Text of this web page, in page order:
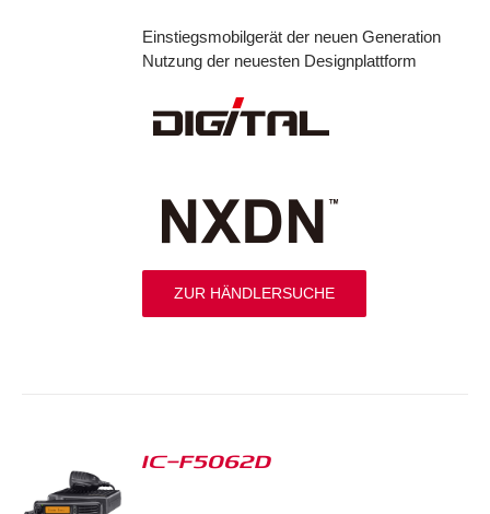
Einstiegsmobilgerät der neuen Generation
Nutzung der neuesten Designplattform
ZUR HÄNDLERSUCHE
IC-F5062D